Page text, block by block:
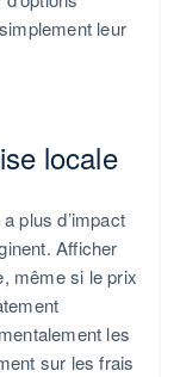
leur
locale
plus d’impact
Afficher
même si le prix
les
sur les frais